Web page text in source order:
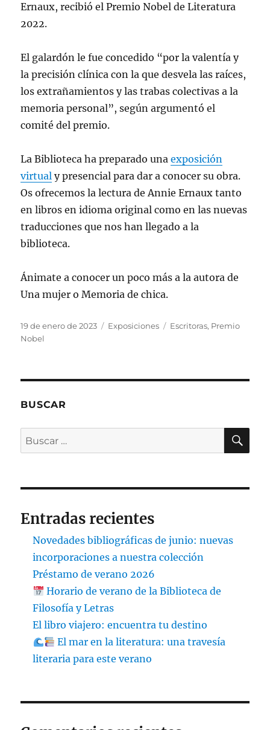
Ernaux, recibió el Premio Nobel de Literatura
2022.
El galardón le fue concedido “por la valentía y
la precisión clínica con la que desvela las raíces,
los extrañamientos y las trabas colectivas a la
memoria personal”, según argumentó el
comité del premio.
La Biblioteca ha preparado unaexposición
virtual y presencial para dar a conocer su obra.
Os ofrecemos la lectura de Annie Ernaux tanto
en libros en idioma original como en las nuevas
traducciones que nos han llegado a la
biblioteca.
Ánimate a conocer un poco más a la autora de
Una mujer o Memoria de chica.
Publicado
el
19 de enero de 2023 Categorías
Exposiciones Etiquetas
Escritoras, Premio
Nobel
BUSCAR
Buscar
por:
Entradas recientes
Novedades bibliográficas de junio: nuevas
incorporaciones a nuestra colección
Préstamo de verano 2026
Horario de verano de la Biblioteca de
Filosofía y Letras
El libro viajero: encuentra tu destino
El mar en la literatura: una travesía
literaria para este verano